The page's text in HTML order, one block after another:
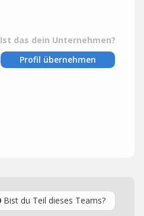
Ist das dein Unternehmen?
Profil übernehmen
Bist du Teil dieses Teams?